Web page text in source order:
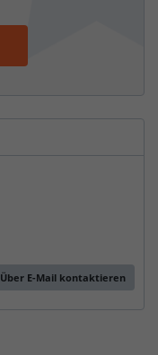
Über E-Mail kontaktieren